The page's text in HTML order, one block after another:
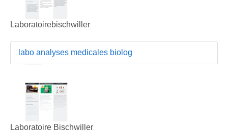
Laboratoirebischwiller
labo analyses medicales biolog
Laboratoire Bischwiller